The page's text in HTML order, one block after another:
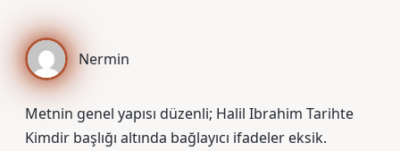
Nermin
Metnin genel yapısı düzenli; Halil Ibrahim Tarihte
Kimdir başlığı altında bağlayıcı ifadeler eksik.